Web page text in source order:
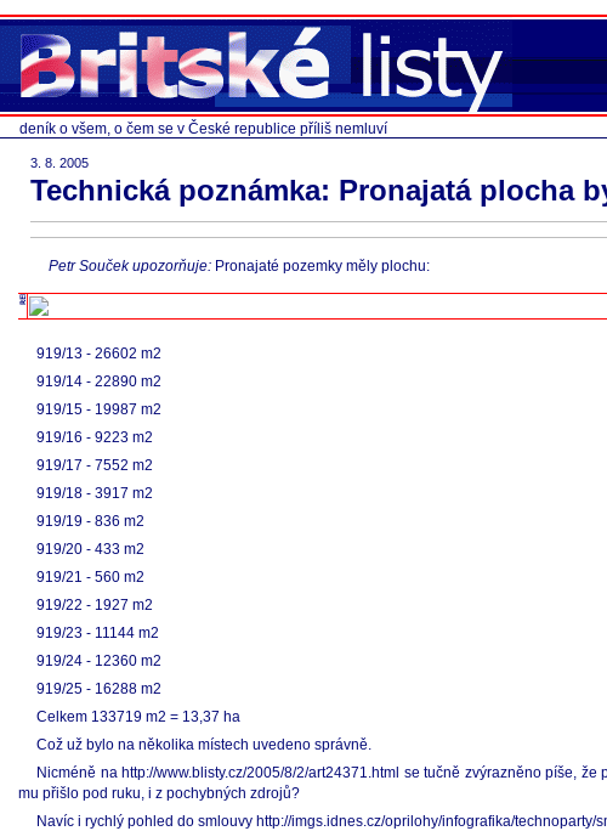
deník o všem, o čem se v České republice příliš nemluví
3. 8. 2005
Technická poznámka: Pronajatá plocha
Petr Souček upozorňuje: Pronajaté pozemky měly plochu:
919/13 - 26602 m2
919/14 - 22890 m2
919/15 - 19987 m2
919/16 - 9223 m2
919/17 - 7552 m2
919/18 - 3917 m2
919/19 - 836 m2
919/20 - 433 m2
919/21 - 560 m2
919/22 - 1927 m2
919/23 - 11144 m2
919/24 - 12360 m2
919/25 - 16288 m2
Celkem 133719 m2 = 13,37 ha
Což už bylo na několika místech uvedeno správně.
Nicméně na http://www.blisty.cz/2005/8/2/art24371.html se tučně zvýrazněno píše,
mu přišlo pod ruku, i z pochybných zdrojů?
Navíc i rychlý pohled do smlouvy http://imgs.idnes.cz/oprilohy/infografika/